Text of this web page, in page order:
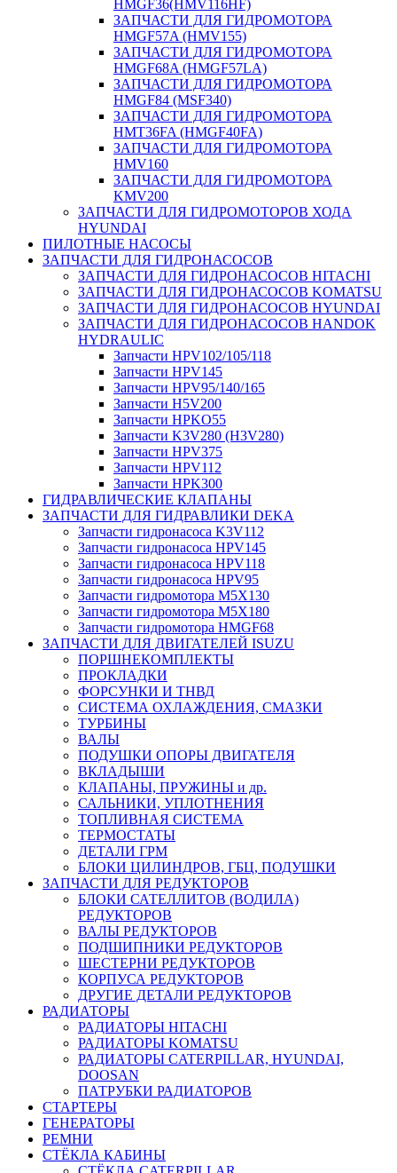
HMGF36(HMV116HF)
ЗАПЧАСТИ ДЛЯ ГИДРОМОТОРА
HMGF57A (HMV155)
ЗАПЧАСТИ ДЛЯ ГИДРОМОТОРА
HMGF68A (HMGF57LA)
ЗАПЧАСТИ ДЛЯ ГИДРОМОТОРА
HMGF84 (MSF340)
ЗАПЧАСТИ ДЛЯ ГИДРОМОТОРА
HMT36FA (HMGF40FA)
ЗАПЧАСТИ ДЛЯ ГИДРОМОТОРА
HMV160
ЗАПЧАСТИ ДЛЯ ГИДРОМОТОРА
KMV200
ЗАПЧАСТИ ДЛЯ ГИДРОМОТОРОВ ХОДА
HYUNDAI
ПИЛОТНЫЕ НАСОСЫ
ЗАПЧАСТИ ДЛЯ ГИДРОНАСОСОВ
ЗАПЧАСТИ ДЛЯ ГИДРОНАСОСОВ HITACHI
ЗАПЧАСТИ ДЛЯ ГИДРОНАСОСОВ KOMATSU
ЗАПЧАСТИ ДЛЯ ГИДРОНАСОСОВ HYUNDAI
ЗАПЧАСТИ ДЛЯ ГИДРОНАСОСОВ HANDOK
HYDRAULIC
Запчасти HPV102/105/118
Запчасти HPV145
Запчасти HPV95/140/165
Запчасти H5V200
Запчасти HPKO55
Запчасти K3V280 (H3V280)
Запчасти HPV375
Запчасти HPV112
Запчасти HPK300
ГИДРАВЛИЧЕСКИЕ КЛАПАНЫ
ЗАПЧАСТИ ДЛЯ ГИДРАВЛИКИ DEKA
Запчасти гидронасоса K3V112
Запчасти гидронасоса HPV145
Запчасти гидронасоса HPV118
Запчасти гидронасоса HPV95
Запчасти гидромотора M5X130
Запчасти гидромотора M5X180
Запчасти гидромотора HMGF68
ЗАПЧАСТИ ДЛЯ ДВИГАТЕЛЕЙ ISUZU
ПОРШНЕКОМПЛЕКТЫ
ПРОКЛАДКИ
ФОРСУНКИ И ТНВД
СИСТЕМА ОХЛАЖДЕНИЯ, СМАЗКИ
ТУРБИНЫ
ВАЛЫ
ПОДУШКИ ОПОРЫ ДВИГАТЕЛЯ
ВКЛАДЫШИ
КЛАПАНЫ, ПРУЖИНЫ и др.
САЛЬНИКИ, УПЛОТНЕНИЯ
ТОПЛИВНАЯ СИСТЕМА
ТЕРМОСТАТЫ
ДЕТАЛИ ГРМ
БЛОКИ ЦИЛИНДРОВ, ГБЦ, ПОДУШКИ
ЗАПЧАСТИ ДЛЯ РЕДУКТОРОВ
БЛОКИ САТЕЛЛИТОВ (ВОДИЛА)
РЕДУКТОРОВ
ВАЛЫ РЕДУКТОРОВ
ПОДШИПНИКИ РЕДУКТОРОВ
ШЕСТЕРНИ РЕДУКТОРОВ
КОРПУСА РЕДУКТОРОВ
ДРУГИЕ ДЕТАЛИ РЕДУКТОРОВ
РАДИАТОРЫ
РАДИАТОРЫ HITACHI
РАДИАТОРЫ KOMATSU
РАДИАТОРЫ CATERPILLAR, HYUNDAI,
DOOSAN
ПАТРУБКИ РАДИАТОРОВ
СТАРТЕРЫ
ГЕНЕРАТОРЫ
РЕМНИ
СТЁКЛА КАБИНЫ